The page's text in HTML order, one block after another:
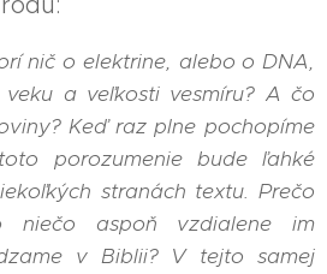
nič o elektrine, alebo o DNA,
a veľkosti vesmíru? A čo
Keď raz plne pochopíme
porozumenie bude ľahké
stranách textu. Prečo
niečo aspoň vzdialene im
v Biblii? V tejto samej